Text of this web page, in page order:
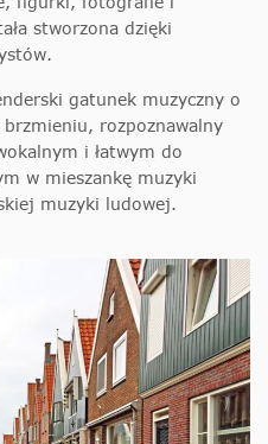
stworzona dzięki
gatunek muzyczny o
rozpoznawalny
i łatwym do
w mieszankę muzyki
muzyki ludowej.